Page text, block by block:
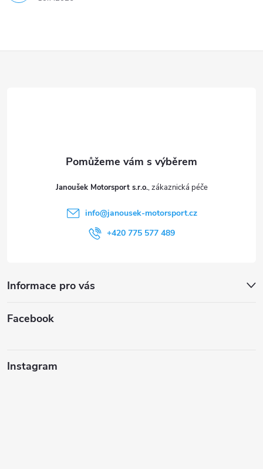
Janoušek Motorsport s.r.o.
info@janousek-motorsport.cz
+420 775 577 489
Informace pro vás
Facebook
Instagram